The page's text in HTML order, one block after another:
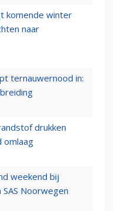
komende winter
naar
ternauwernood in:
drukken
omlaag
weekend bij
Noorwegen